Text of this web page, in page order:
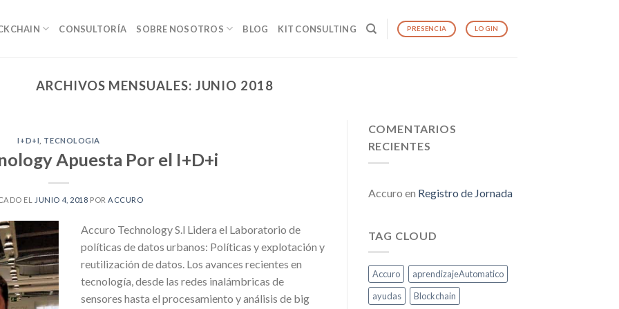
CONSULTORÍA SOBRE NOSOTROS BLOG KIT CONSULTING PRESENCIA LOGIN
ARCHIVOS MENSUALES: JUNIO 2018
I+D+I TECNOLOGIA
Apuesta Por el I+D+i
EL JUNIO 4, 2018 PORACCURO
Accuro Technology S.l Lidera el Laboratorio de
políticas de datos urbanos: Políticas y explotación y
reutilización de datos. Los avances recientes en
tecnología, desde las redes inalámbricas de
sensores hasta el procesamiento y análisis de big
COMENTARIOS
RECIENTES
Accuro en Registro de Jornada
TAG CLOUD
Accuro
aprendizajeAutomatico
ayudas
Blockchain